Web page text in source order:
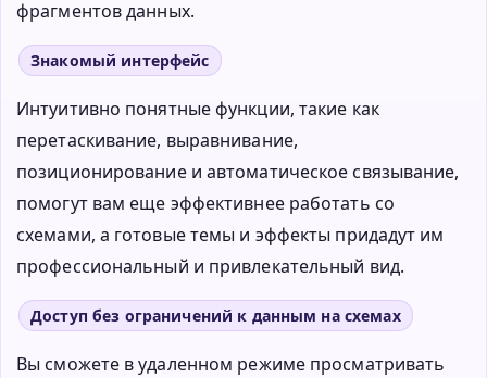
фрагментов данных.
Знакомый интерфейс
Интуитивно понятные функции, такие как
перетаскивание, выравнивание,
позиционирование и автоматическое связывание,
помогут вам еще эффективнее работать со
схемами, а готовые темы и эффекты придадут им
профессиональный и привлекательный вид.
Доступ без ограничений к данным на схемах
Вы сможете в удаленном режиме просматривать